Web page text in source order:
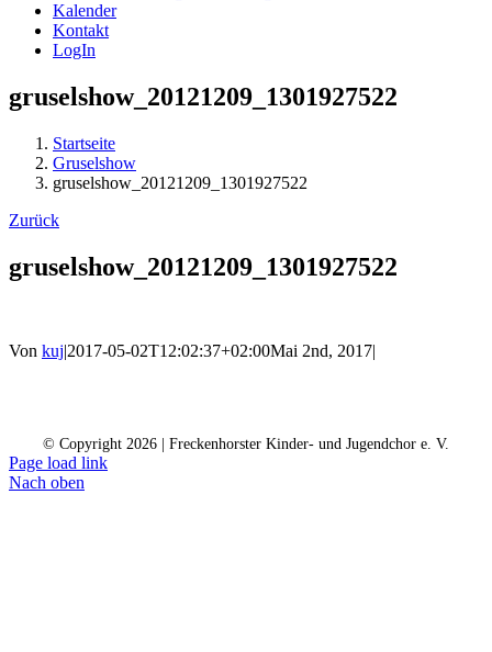
Kalender
Kontakt
LogIn
gruselshow_20121209_1301927522
Startseite
Gruselshow
gruselshow_20121209_1301927522
Zurück
gruselshow_20121209_1301927522
Von kuj|2017-05-02T12:02:37+02:00Mai 2nd, 2017|
© Copyright 2026 | Freckenhorster Kinder- und Jugendchor e. V.
Page load link
Nach oben